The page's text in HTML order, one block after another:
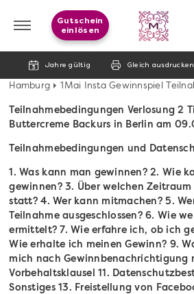
Jahre gültig Gleich ausdrucken
Gutschein
einlösen
Hamburg 1Mai Insta Gewinnspiel
Teilnahmebedingungen Verlosung 2
Buttercreme Backurs in Berlin am
Teilnahmebedingungen und
1. Was kann man gewinnen? 2. Wie
gewinnen? 3. Über welchen
statt? 4. Wer kann mitmachen? 5.
Teilnahme ausgeschlossen? 6. Wie
ermittelt? 7. Wie erfahre ich, ob ich
Wie erhalte ich meinen Gewinn? 9.
mich nach Gewinnbenachrichtigung
Vorbehaltsklausel
11.
Sonstiges 13. Freistellung von